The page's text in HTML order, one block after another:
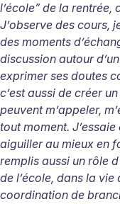
l’école” de la rentrée,
J’observe des cours,
des moments
discussion autour
exprimer ses doutes
c’est aussi de créer
peuvent m’appeler,
tout moment.
aiguiller au mieux en
remplis aussi un rôle
de l’école, dans la vie
coordination de